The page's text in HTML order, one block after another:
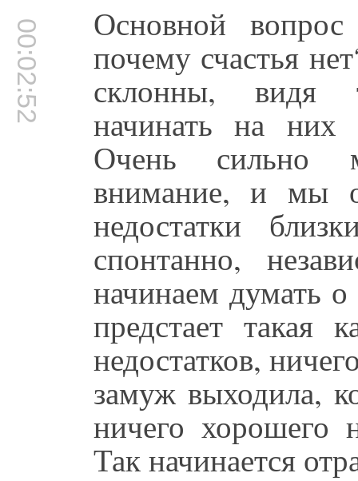
00:02:52 Основной
почему счастья
склонны, видя
начинать на них
Очень сильно
внимание, и мы
недостатки
спонтанно,
начинаем думать
предстает такая
недостатков,
замуж выходила,
ничего хорошего
Так начинается